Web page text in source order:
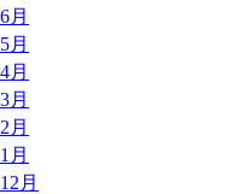
月
月
月
月
月
月
月